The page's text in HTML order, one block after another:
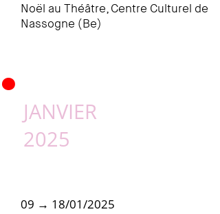
Noël au Théâtre, Centre Culturel de
Nassogne (Be)
• JANVIER
2025
09 → 18/01/2025